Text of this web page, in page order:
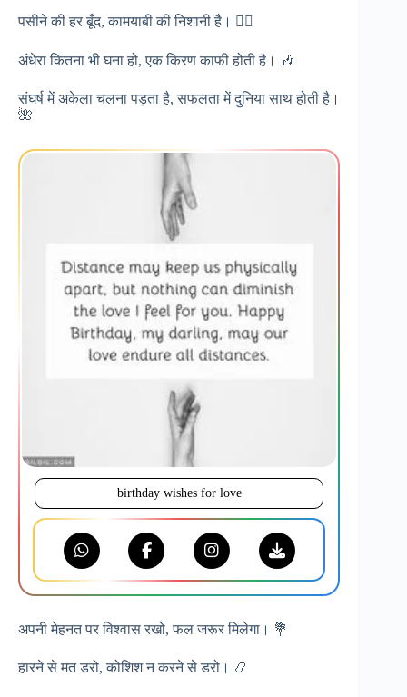
पसीने की हर बूँद, कामयाबी की निशानी है। ❤️‍🔥
अंधेरा कितना भी घना हो, एक किरण काफी होती है। 🎶
संघर्ष में अकेला चलना पड़ता है, सफलता में दुनिया साथ होती है।
🌺
birthday wishes for love
अपनी मेहनत पर विश्वास रखो, फल जरूर मिलेगा। 💐
हारने से मत डरो, कोशिश न करने से डरो। 📿